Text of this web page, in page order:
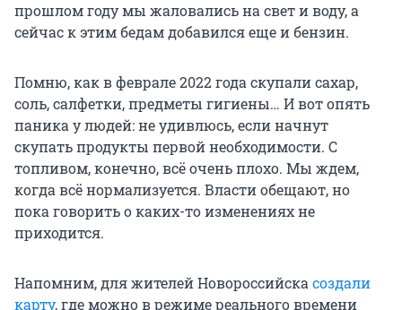
прошлом году мы жаловались на свет и воду, а
сейчас к этим бедам добавился еще и бензин.
Помню, как в феврале 2022 года скупали сахар,
соль, салфетки, предметы гигиены… И вот опять
паника у людей: не удивлюсь, если начнут
скупать продукты первой необходимости. С
топливом, конечно, всё очень плохо. Мы ждем,
когда всё нормализуется. Власти обещают, но
пока говорить о каких-то изменениях не
приходится.
Напомним, для жителей Новороссийскасоздали
карту, где можно в режиме реального времени